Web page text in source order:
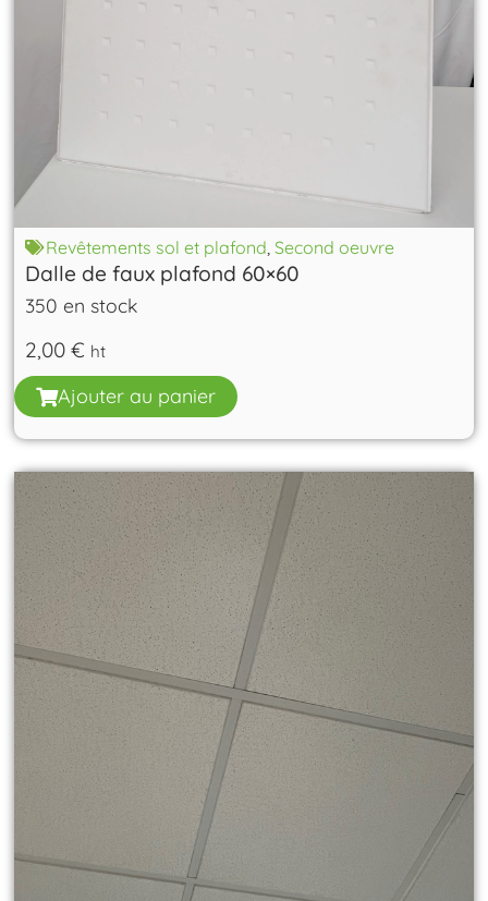
Revêtements sol et plafond ,Second oeuvre
Dalle de faux plafond 60×60
350 en stock
2,00€ ht
Ajouter au panier